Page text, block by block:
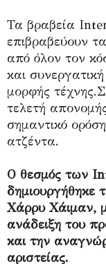
Τα βραβεία
επιβραβεύουν
από όλον τον
και
μορφής
τελετή
σημαντικό
ατζέντα.
Ο θεσμός των
δημιουργήθηκε
Χάρρυ Χάιμαν,
ανάδειξη του
και την
αριστείας.